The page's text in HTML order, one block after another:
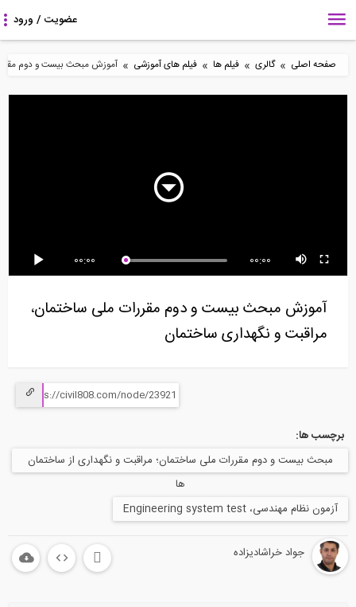
صفحه اصلی » گالری » فیلم ها » فیلم های آموزشی » آموزش مبحث بیست و دوم
مدل سازی راه پله در
ETABS 2016
19:03
پروفسور هشاش در مورد...
50:51
11:37
00:00 00:00
آموزش مبحث بیست و دوم مقررات ملی ساختمان،
مراقبت و نگهداری ساختمان
برچسب ها:
مبحث بیست و دوم مقررات ملی ساختمان؛ مراقبت و نگهداری از ساختمان
ها
آزمون نظام مهندسی، Engineering system test
جواد خراشادیزاده